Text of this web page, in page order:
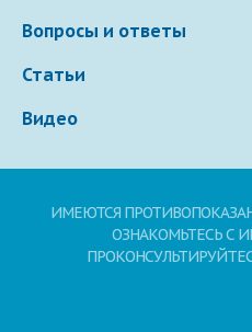
Вопросы и ответы
Статьи
Видео
ИМЕЮТСЯ
ОЗНАКОМЬТЕСЬ С